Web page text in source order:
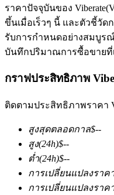
ฟิวเจอร์สที่ใช้ USDT
ฟิวเจอร์ส COIN-M
ฟิวเจอร์สสกุลเงินดิจิทั
ราคาปัจจุบันของ
ขึ้นเมื่อเร็วๆ นี้ และตัวชี้วัด
รับการกำหนดอย่างสมบูร
บันทึกปริมาณการซื้อขายที่
กราฟประสิทธิภาพ
ติดตามประสิทธิภาพราคา
สูงสุดตลอดกาล$--
สูง(24h)$--
ต่ำ(24h)$--
การเปลี่ยนแปลงราค
การเปลี่ยนแปลงราค